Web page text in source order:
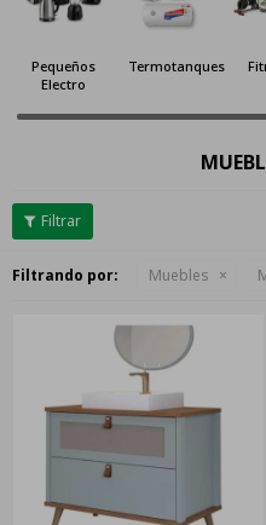
Pequeños
Electro
Termotanques
Filtrando por: Muebles